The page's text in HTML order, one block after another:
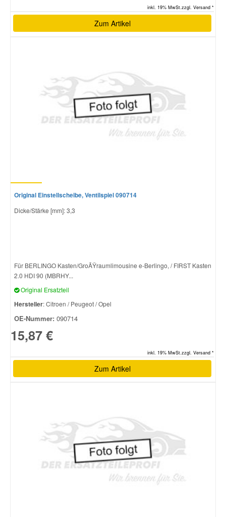
inkl. 19% MwSt.zzgl. Versand *
Zum Artikel
Original Einstellscheibe, Ventilspiel 090714
Dicke/Stärke [mm]: 3,3
Für BERLINGO Kasten/GroÃŸraumlimousine e-Berlingo, / FIRST Kasten
2.0 HDI 90 (MBRHY...
Original Ersatzteil
Hersteller: Citroen / Peugeot / Opel
OE-Nummer: 090714
15,87 €
inkl. 19% MwSt.zzgl. Versand *
Zum Artikel